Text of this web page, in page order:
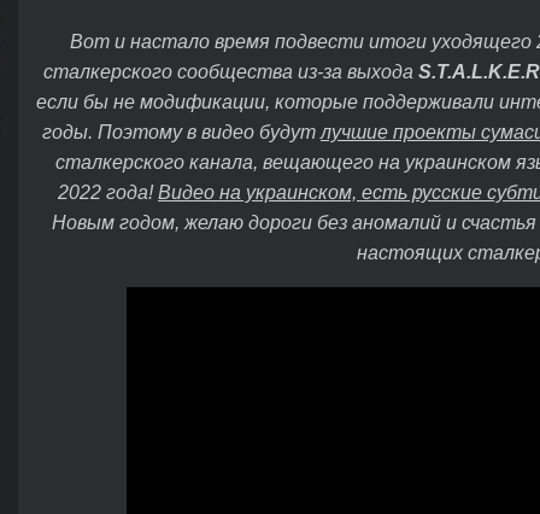
Вот и настало время подвести итоги уходящего
сталкерского сообщества из-за выхода
если бы не модификации, которые поддерживали
годы. Поэтому в видео будут лучшие проекты
сталкерского канала, вещающего на украинском
2022 года!Видео на украинском, есть русские
Новым годом, желаю дороги без аномалий и
настоящих